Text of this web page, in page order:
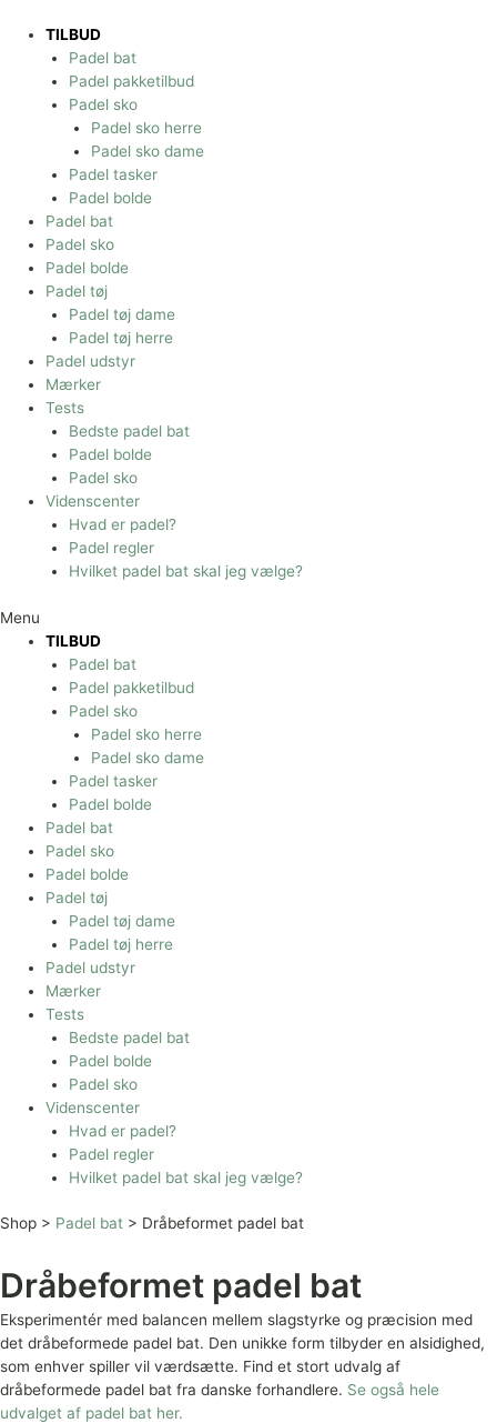
indholdet
TILBUD
Padel bat
Padel pakketilbud
Padel sko
Padel sko herre
Padel sko dame
Padel tasker
Padel bolde
Padel bat
Padel sko
Padel bolde
Padel tøj
Padel tøj dame
Padel tøj herre
Padel udstyr
Mærker
Tests
Bedste padel bat
Padel bolde
Padel sko
Videnscenter
Hvad er padel?
Padel regler
Hvilket padel bat skal jeg vælge?
Menu
TILBUD
Padel bat
Padel pakketilbud
Padel sko
Padel sko herre
Padel sko dame
Padel tasker
Padel bolde
Padel bat
Padel sko
Padel bolde
Padel tøj
Padel tøj dame
Padel tøj herre
Padel udstyr
Mærker
Tests
Bedste padel bat
Padel bolde
Padel sko
Videnscenter
Hvad er padel?
Padel regler
Hvilket padel bat skal jeg vælge?
Shop > Padel bat > Dråbeformet padel bat
Dråbeformet padel bat
Eksperimentér med balancen mellem slagstyrke og præcision med
det dråbeformede padel bat. Den unikke form tilbyder en alsidighed,
som enhver spiller vil værdsætte. Find et stort udvalg af
dråbeformede padel bat fra danske forhandlere. Se også hele
udvalget af padel bat her.